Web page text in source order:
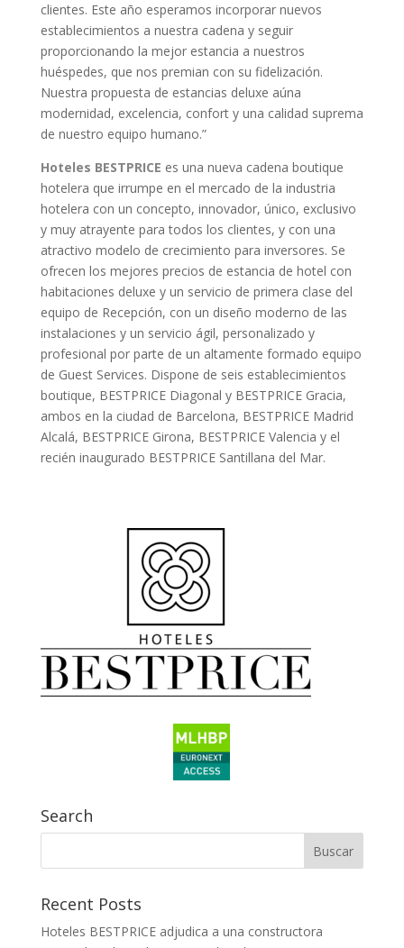
clientes. Este año esperamos incorporar nuevos
establecimientos a nuestra cadena y seguir
proporcionando la mejor estancia a nuestros
huéspedes, que nos premian con su fidelización.
Nuestra propuesta de estancias deluxe aúna
modernidad, excelencia, confort y una calidad suprema
de nuestro equipo humano.”
Hoteles BESTPRICE es una nueva cadena boutique
hotelera que irrumpe en el mercado de la industria
hotelera con un concepto, innovador, único, exclusivo
y muy atrayente para todos los clientes, y con una
atractivo modelo de crecimiento para inversores. Se
ofrecen los mejores precios de estancia de hotel con
habitaciones deluxe y un servicio de primera clase del
equipo de Recepción, con un diseño moderno de las
instalaciones y un servicio ágil, personalizado y
profesional por parte de un altamente formado equipo
de Guest Services. Dispone de seis establecimientos
boutique, BESTPRICE Diagonal y BESTPRICE Gracia,
ambos en la ciudad de Barcelona, BESTPRICE Madrid
Alcalá, BESTPRICE Girona, BESTPRICE Valencia y el
recién inaugurado BESTPRICE Santillana del Mar.
Search
Recent Posts
Hoteles BESTPRICE adjudica a una constructora